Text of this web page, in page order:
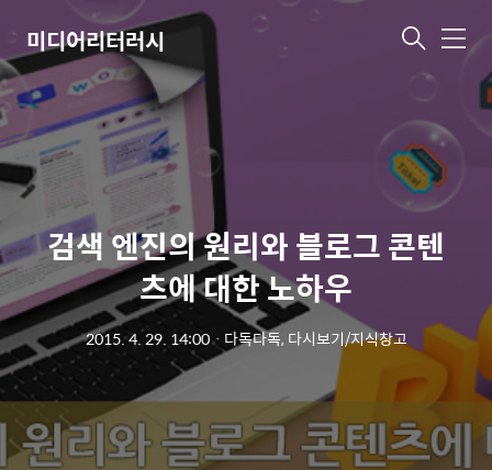
미디어리터러시 메
검색 엔진의 원리와 블로그 콘텐
츠에 대한 노하우
2015. 4. 29. 14:00ㆍ 다독다독, 다시보기/지식창고